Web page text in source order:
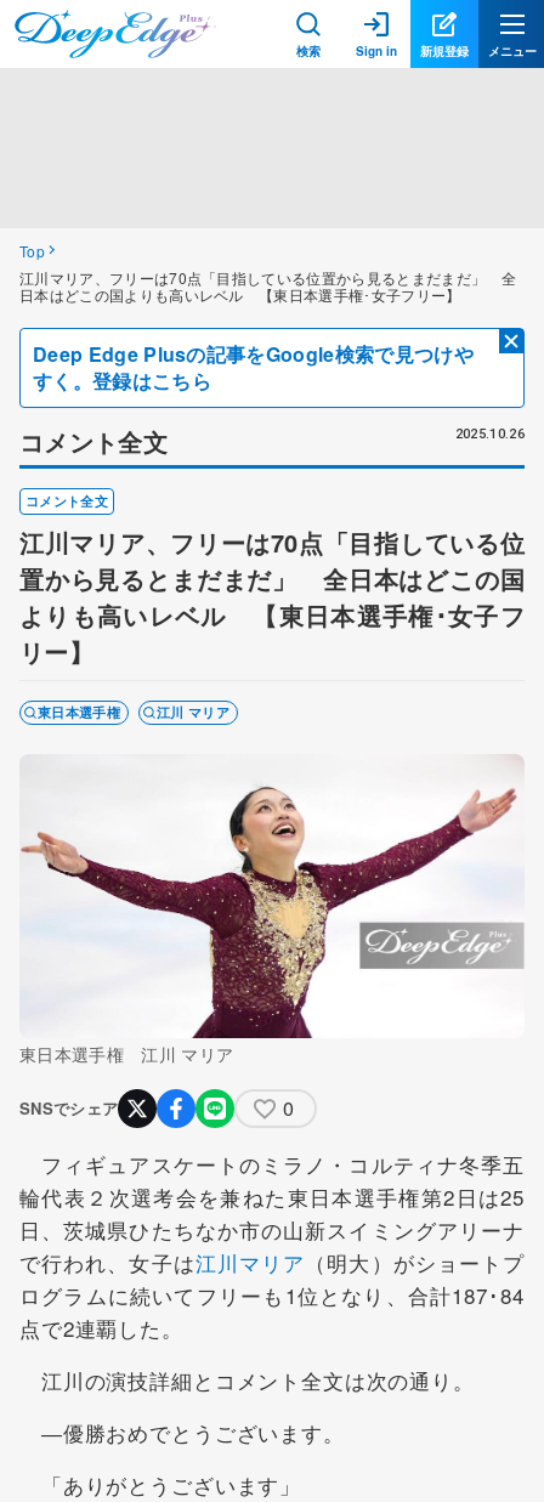
検索 Sign in 新規登録 メニュー
Top
江川マリア、フリーは70点「目指している位置から見るとまだまだ」 全
日本はどこの国よりも高いレベル 【東日本選手権･女子フリー】
Deep Edge Plusの記事をGoogle検索で見つけや
すく。登録はこちら
コメント全文 2025.10.26
コメント全文
江川マリア、フリーは70点「目指している位
置から見るとまだまだ」 全日本はどこの国
よりも高いレベル 【東日本選手権･女子フ
リー】
東日本選手権 江川 マリア
東日本選手権 江川 マリア
SNSでシェア 0
フィギュアスケートのミラノ・コルティナ冬季五
輪代表２次選考会を兼ねた東日本選手権第2日は25
日、茨城県ひたちなか市の山新スイミングアリーナ
で行われ、女子は江川マリア （明大）がショートプ
ログラムに続いてフリーも1位となり、合計187･84
点で2連覇した。
江川の演技詳細とコメント全文は次の通り。
―優勝おめでとうございます。
「ありがとうございます」